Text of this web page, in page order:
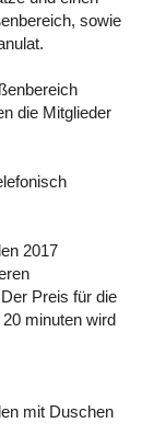
sowie
die Mitglieder
2017
Preis für die
minuten wird
mit Duschen